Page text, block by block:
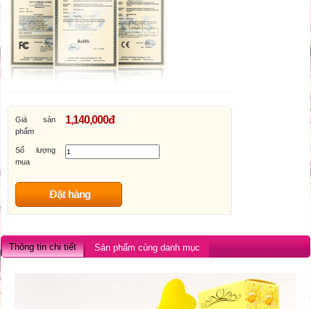
Giá sản
phẩm
1,140,000đ
Số lượng
mua
Đặt hàng
Thông tin chi tiết Sản phẩm cùng danh mục